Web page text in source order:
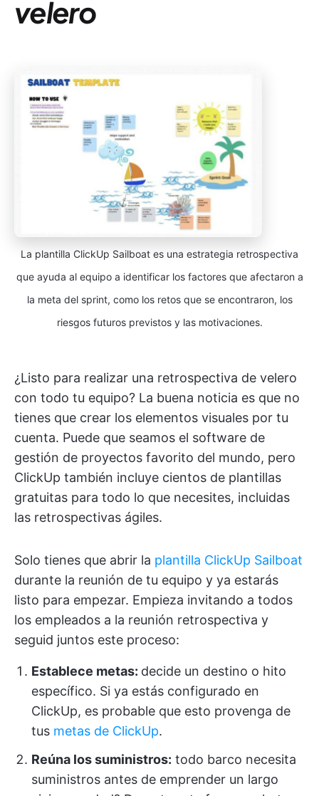
velero
La plantilla ClickUp Sailboat es una estrategia retrospectiva
que ayuda al equipo a identificar los factores que afectaron a
la meta del sprint, como los retos que se encontraron, los
riesgos futuros previstos y las motivaciones.
¿Listo para realizar una retrospectiva de velero
con todo tu equipo? La buena noticia es que no
tienes que crear los elementos visuales por tu
cuenta. Puede que seamos el software de
gestión de proyectos favorito del mundo, pero
ClickUp también incluye cientos de plantillas
gratuitas para todo lo que necesites, incluidas
las retrospectivas ágiles.
Solo tienes que abrir la plantilla ClickUp Sailboat
durante la reunión de tu equipo y ya estarás
listo para empezar. Empieza invitando a todos
los empleados a la reunión retrospectiva y
seguid juntos este proceso:
Establece metas: decide un destino o hito
específico. Si ya estás configurado en
ClickUp, es probable que esto provenga de
tus metas de ClickUp.
Reúna los suministros: todo barco necesita
suministros antes de emprender un largo